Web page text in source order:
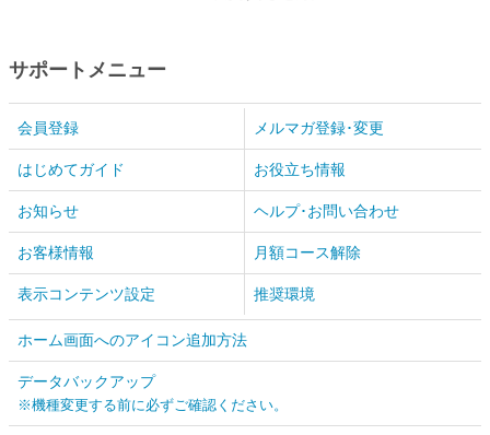
サポートメニュー
会員登録 メルマガ登録･変更
はじめてガイド お役立ち情報
お知らせ ヘルプ･お問い合わせ
お客様情報 月額コース解除
表示コンテンツ設定 推奨環境
ホーム画面へのアイコン追加方法
データバックアップ
※機種変更する前に必ずご確認ください。